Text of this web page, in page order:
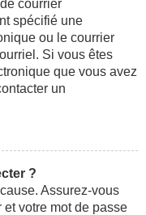
courrier
spécifié une
ou le courrier
Si vous êtes
que vous avez
un
?
Assurez-vous
et votre mot de passe